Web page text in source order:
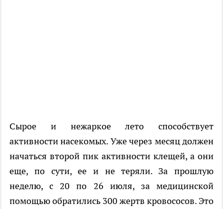
Сырое и нежаркое лето способствует
активности насекомых. Уже через месяц должен
начаться второй пик активности клещей, а они
еще, по сути, ее и не теряли. За прошлую
неделю, с 20 по 26 июля, за медицинской
помощью обратились 300 жертв кровососов. Это